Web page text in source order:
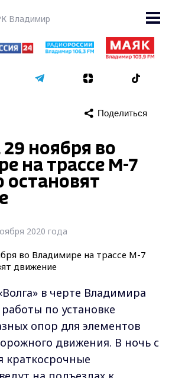
Владимир
Поделиться
29 ноября во
на трассе М-7
остановят
2020 года
в черте Владимира
по установке
опор для элементов
движения. В ночь с
краткосрочные